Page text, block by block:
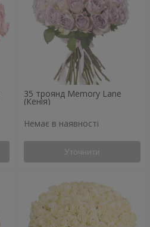
35 троянд Memory Lane
(Кенія)
Немає в наявності
Уточнити